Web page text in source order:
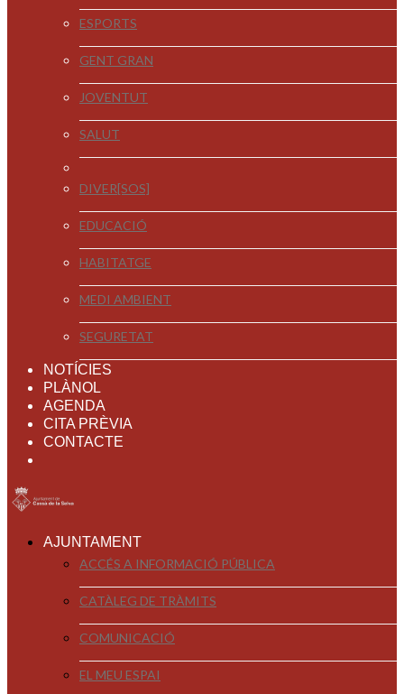
ESPORTS
GENT GRAN
JOVENTUT
SALUT
DIVER[SOS]
EDUCACIÓ
HABITATGE
MEDI AMBIENT
SEGURETAT
NOTÍCIES
PLÀNOL
AGENDA
CITA PRÈVIA
CONTACTE
AJUNTAMENT
ACCÉS A INFORMACIÓ PÚBLICA
CATÀLEG DE TRÀMITS
COMUNICACIÓ
EL MEU ESPAI